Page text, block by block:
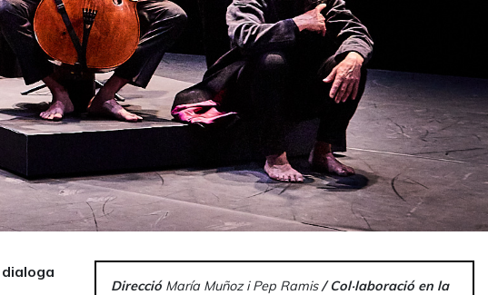
DireccióMaría Muñoz i Pep Ramis/ Col·laboració en la